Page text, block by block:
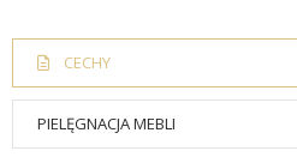
CECHY
PIELĘGNACJA MEBLI